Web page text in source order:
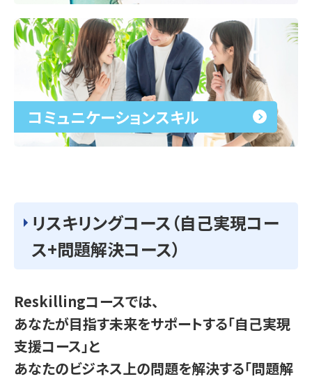
コミュニケーションスキル
リスキリングコース（自己実現コー
ス+問題解決コース）
Reskillingコースでは、
あなたが目指す未来をサポートする「自己実現
支援コース」と
あなたのビジネス上の問題を解決する「問題解